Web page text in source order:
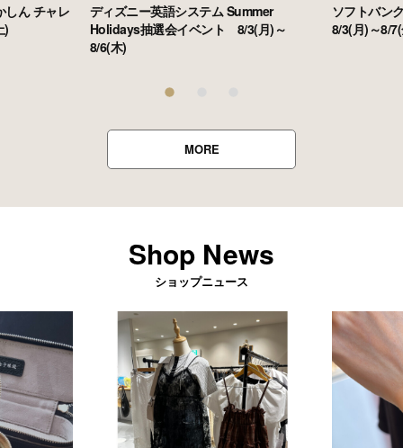
ん チャレ
)
ディズニー英語システム Summer
Holidays抽選会イベント 8/3(月)～
8/6(木)
ソフトバン
8/3(月)～8/
MORE
Shop News
ショップニュース